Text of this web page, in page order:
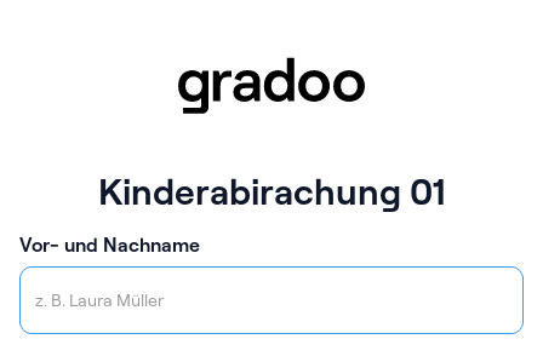
Kinderabirachung 01
Vor- und Nachname